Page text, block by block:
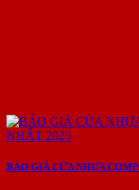
BÁO GIÁ CỬA NHỰA